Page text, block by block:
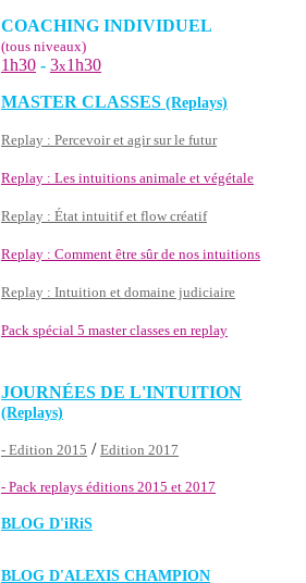
COACHING INDIVIDUEL
(tous niveaux)
1h30 - 3x1h30
MASTER CLASSES (Replays)
Replay : Percevoir et agir sur le futur
Replay : Les intuitions animale et végétale
Replay : État intuitif et flow créatif
Replay : Comment être sûr de nos intuitions
Replay : Intuition et domaine judiciaire
Pack spécial 5 master classes en replay
JOURNÉES DE L'INTUITION
(Replays)
- Edition 2015 / Edition 2017
- Pack replays éditions 2015 et 2017
BLOG D'iRiS
BLOG D'ALEXIS CHAMPION